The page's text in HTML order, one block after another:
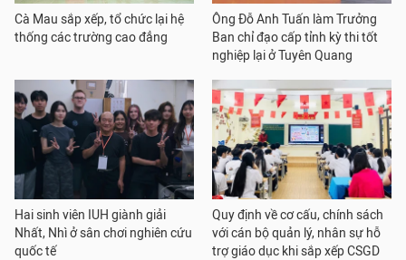
Cà Mau sắp xếp, tổ chức lại hệ
thống các trường cao đẳng
Ông Đỗ Anh Tuấn làm Trưởng
Ban chỉ đạo cấp tỉnh kỳ thi tốt
nghiệp lại ở Tuyên Quang
Hai sinh viên IUH giành giải
Nhất, Nhì ở sân chơi nghiên cứu
quốc tế
Quy định về cơ cấu, chính sách
với cán bộ quản lý, nhân sự hỗ
trợ giáo dục khi sắp xếp CSGD